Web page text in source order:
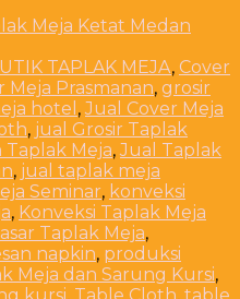
TAPLAK MEJA, Cover
Meja Prasmanan, grosir
hotel ,Jual Cover Meja
, jual Grosir Taplak
Meja,Jual Taplak
, jual taplak meja
Seminar, konveksi
, Konveksi Taplak Meja
Taplak Meja,
napkin, produksi
Meja dan Sarung Kursi,